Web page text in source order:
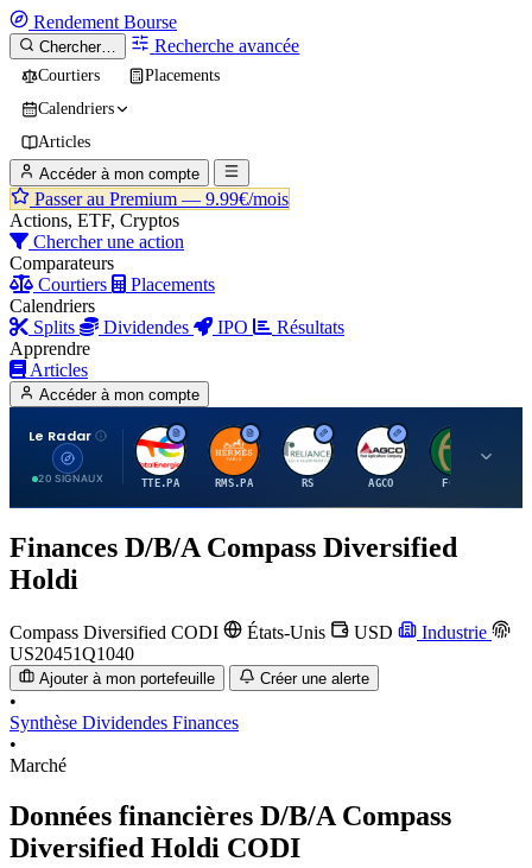
Rendement Bourse
Chercher… Recherche avancée
Courtiers
Placements
Calendriers
Articles
Accéder à mon compte
Passer au Premium — 9.99€/mois
Actions, ETF, Cryptos
Chercher une action
Comparateurs
Courtiers
Placements
Calendriers
Splits
Dividendes IPO
Résultats
Apprendre
Articles
Accéder à mon compte
Le Radar
20 SIGNAUX
T
TTE.PA
H
RMS.PA
R
RS
A
AGCO FCFS
Finances D/B/A Compass Diversified
Holdi
Compass Diversified CODI États-Unis USD
Industrie
US20451Q1040
Ajouter à mon portefeuille Créer une alerte
•
Synthèse Dividendes Finances
•
Marché
Données financières D/B/A Compass
Diversified Holdi CODI